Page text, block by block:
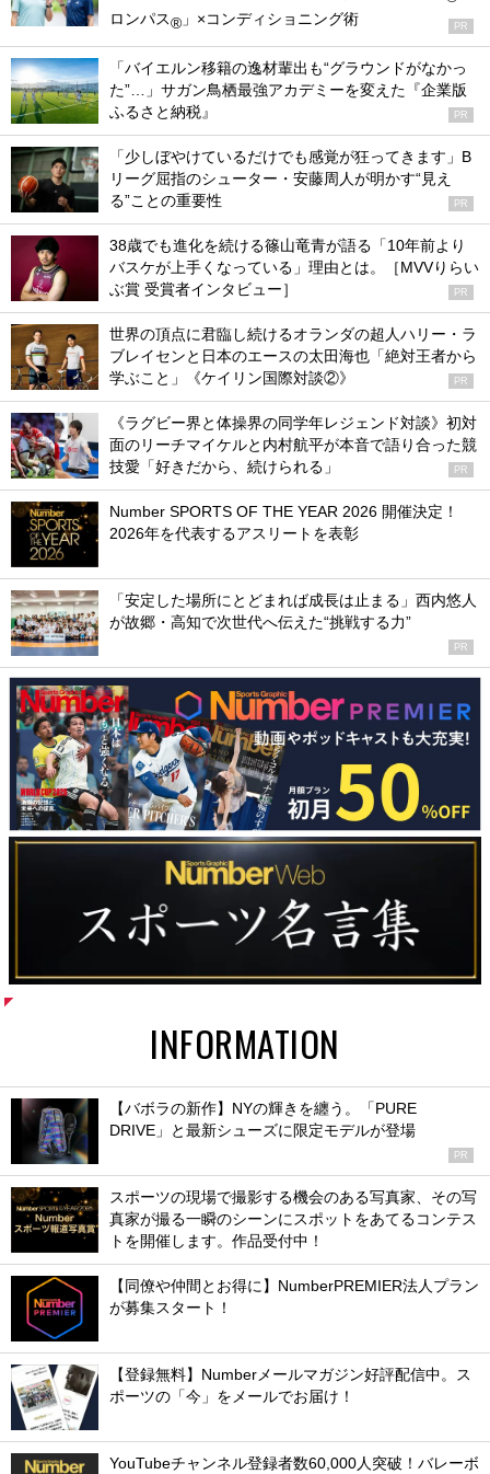
ロンパス® 」×コンディショニング術 PR
「バイエルン移籍の逸材輩出も“グラウンドがなかっ
た”…」サガン鳥栖最強アカデミーを変えた『企業版
ふるさと納税』
PR
「少しぼやけているだけでも感覚が狂ってきます」B
リーグ屈指のシューター・安藤周人が明かす“見え
る”ことの重要性
PR
38歳でも進化を続ける篠山竜青が語る「10年前より
バスケが上手くなっている」理由とは。［MVVりらい
ぶ賞 受賞者インタビュー］
PR
世界の頂点に君臨し続けるオランダの超人ハリー・ラ
ブレイセンと日本のエースの太田海也「絶対王者から
学ぶこと」《ケイリン国際対談②》
PR
《ラグビー界と体操界の同学年レジェンド対談》初対
面のリーチマイケルと内村航平が本音で語り合った競
技愛「好きだから、続けられる」
PR
Number SPORTS OF THE YEAR 2026 開催決定！
2026年を代表するアスリートを表彰
「安定した場所にとどまれば成長は止まる」西内悠人
が故郷・高知で次世代へ伝えた“挑戦する力”
PR
INFORMATION
【バボラの新作】NYの輝きを纏う。「PURE
DRIVE」と最新シューズに限定モデルが登場
PR
スポーツの現場で撮影する機会のある写真家、その写
真家が撮る一瞬のシーンにスポットをあてるコンテス
トを開催します。作品受付中！
【同僚や仲間とお得に】NumberPREMIER法人プラン
が募集スタート！
【登録無料】Numberメールマガジン好評配信中。ス
ポーツの「今」をメールでお届け！
YouTubeチャンネル登録者数60,000人突破！バレーボ